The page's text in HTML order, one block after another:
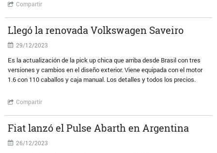
Compartir
Llegó la renovada Volkswagen Saveiro
29/12/2023
Es la actualización de la pick up chica que arriba desde Brasil con tres
versiones y cambios en el diseño exterior. Viene equipada con el motor
1.6 con 110 caballos y caja manual. Los detalles y todos los precios.
Compartir
Fiat lanzó el Pulse Abarth en Argentina
26/12/2023